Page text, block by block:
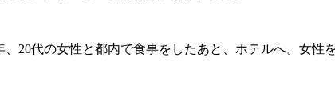
20代の女性と都内で食事をしたあと、ホテルへ。女